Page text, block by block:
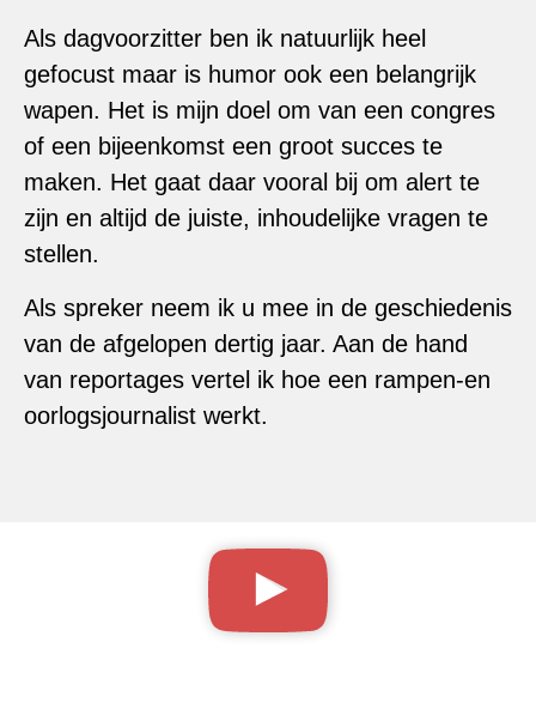
Als dagvoorzitter ben ik natuurlijk heel
gefocust maar is humor ook een belangrijk
wapen. Het is mijn doel om van een congres
of een bijeenkomst een groot succes te
maken. Het gaat daar vooral bij om alert te
zijn en altijd de juiste, inhoudelijke vragen te
stellen.
Als spreker neem ik u mee in de geschiedenis
van de afgelopen dertig jaar. Aan de hand
van reportages vertel ik hoe een rampen-en
oorlogsjournalist werkt.